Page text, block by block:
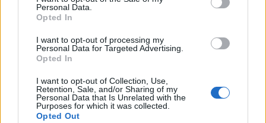
Personal Data.
Opted In
I want to opt-out of processing my
Personal Data for Targeted Advertising.
Opted In
I want to opt-out of Collection, Use,
Retention, Sale, and/or Sharing of my
Personal Data that Is Unrelated with the
Purposes for which it was collected.
Opted Out
Végre kiderült: Valkusz Milán, a VALMAR zenekar tagja lett
az X-Faktor harmadik mentora
xfaktorhun/INSTAGRAM